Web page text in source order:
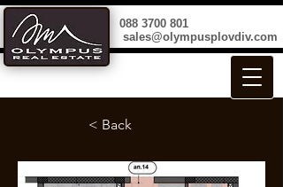
088 3700 801
sales@olympusplovdiv.com
< Back